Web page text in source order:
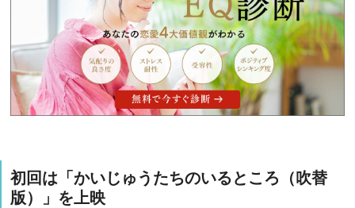
初回は「かいじゅうたちのいるところ（吹替
版）」を上映